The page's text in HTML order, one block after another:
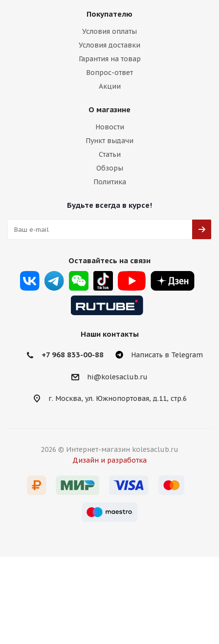
HMD 513 8,5j-19 5*112 ET38 d66,6 HB
Есть в наличии (20)
Подробнее
HMD 515 8,5j-19 5*112 ET38 d66,6 MB
13 750
Подробнее
Покупателю
Условия оплаты
Условия доставки
Гарантия на товар
Вопрос-ответ
Акции
О магазине
Новости
Пункт выдачи
Статьи
Обзоры
Политика
Будьте всегда в курсе!
Оставайтесь на связи
Наши контакты
+7 968 833-00-88 Написать в Telegram
hi@kolesaclub.ru
г. Москва, ул. Южнопортовая, д.11, стр.6
2026 © Интернет-магазин kolesaclub.ru
Дизайн и разработка